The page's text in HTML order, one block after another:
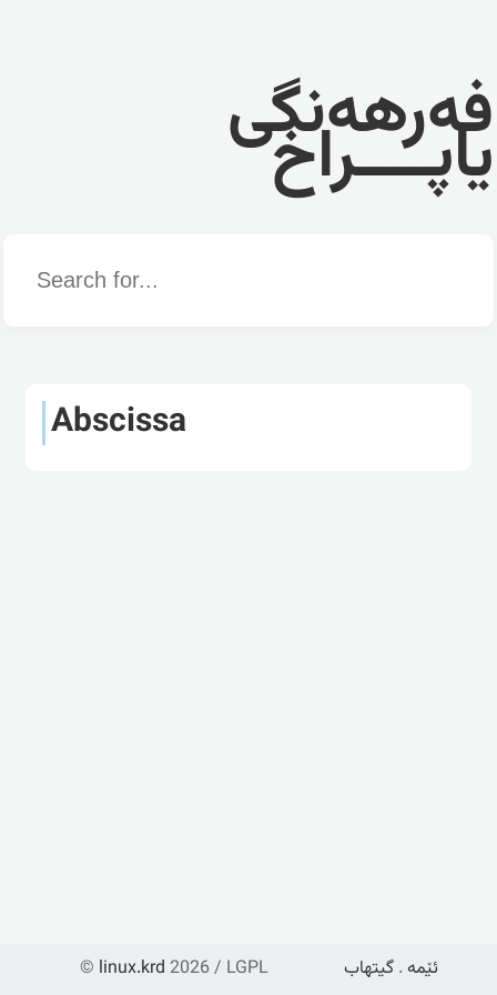
فەرهەنگی
یاپــــراخ
Word
Abscissa
© linux.krd 2026 / LGPL ئێمە . گیتهاب